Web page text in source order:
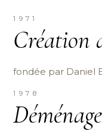
1971
Création
fondée par Daniel
1978